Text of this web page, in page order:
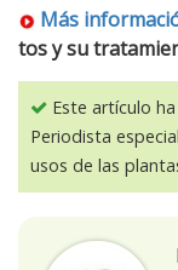
Más
tos y su
Este artículo
Periodista
usos de las